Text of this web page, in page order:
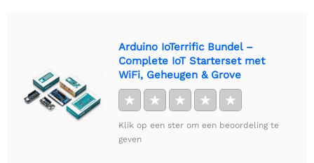
Arduino IoTerrific Bundel –
Complete IoT Starterset met
WiFi, Geheugen & Grove
★ ★ ★ ★ ★
Klik op een ster om een beoordeling te
geven